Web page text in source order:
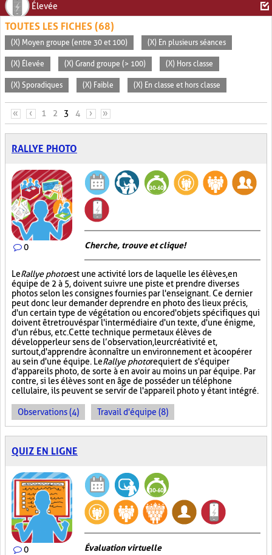
Élevée
TOUTES LES FICHES (68)
(X) Moyen groupe (entre 30 et 100) (X) En plusieurs séances
(X) Élevée (X) Grand groupe (> 100) (X) Hors classe
(X) Sporadiques (X) Faible (X) En classe et hors classe
PAGES
« ‹ 1 2 3 4 › »
RALLYE PHOTO
0 Cherche, trouve et clique !
LeRallye photoest une activité lors de laquelle les élèves, en
équipe de 2 à 5, doivent suivre une piste et prendre diverses
photos selon les consignes fournies par l'enseignant. Ce dernier
peut donc leur demander de prendre en photo des lieux précis,
d'un certain type de végétation ou encore d'objets spécifiques qui
doivent être trouvés par l'intermédiaire d'un texte, d'une énigme,
d'un rébus, etc. Cette technique permet aux élèves de
développer leur sens de l’observation, leur créativité et,
surtout, d'apprendre à connaître un environnement et à coopérer
au sein d'une équipe. LeRallye photorequiert de s'équiper
d'appareils photo, de sorte à en avoir au moins un par équipe. Par
contre, si les élèves sont en âge de posséder un téléphone
cellulaire, ils peuvent se servir de l'appareil photo y étant intégré.
Observations (4) Travail d'équipe (8)
QUIZ EN LIGNE
0 Évaluation virtuelle